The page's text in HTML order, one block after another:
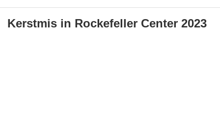
Kerstmis in Rockefeller Center 2023
Kerstmis in Rockefeller Center 2023